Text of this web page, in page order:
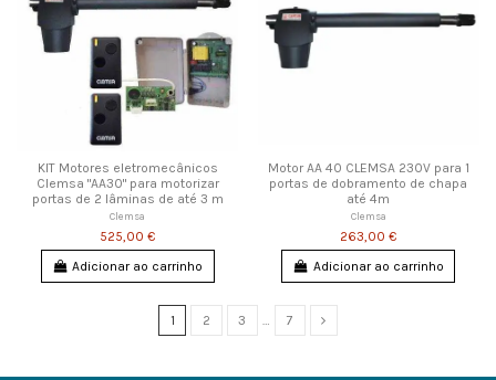
KIT Motores eletromecânicos
Clemsa "AA30" para motorizar
portas de 2 lâminas de até 3 m
Clemsa
525,00 €
Adicionar ao carrinho
Motor AA 40 CLEMSA 230V para 1
portas de dobramento de chapa
até 4m
Clemsa
263,00 €
Adicionar ao carrinho
1 2 3 … 7